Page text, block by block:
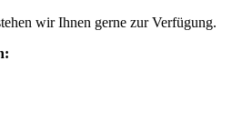
wir Ihnen gerne zur Verfügung.